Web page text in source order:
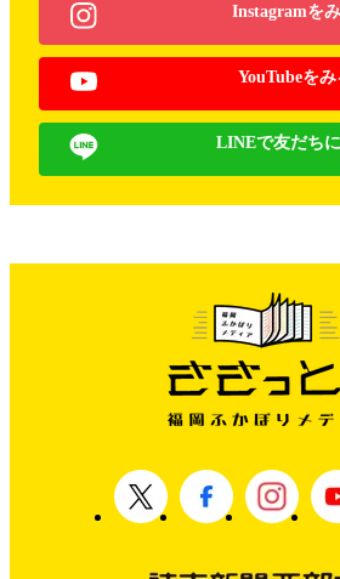
Instagramを
YouTubeをみ
LINEで友だち